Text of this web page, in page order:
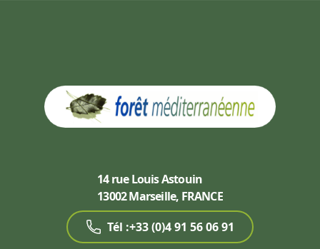
14 rue Louis Astouin
13002 Marseille, FRANCE
Tél :+33 (0)4 91 56 06 91